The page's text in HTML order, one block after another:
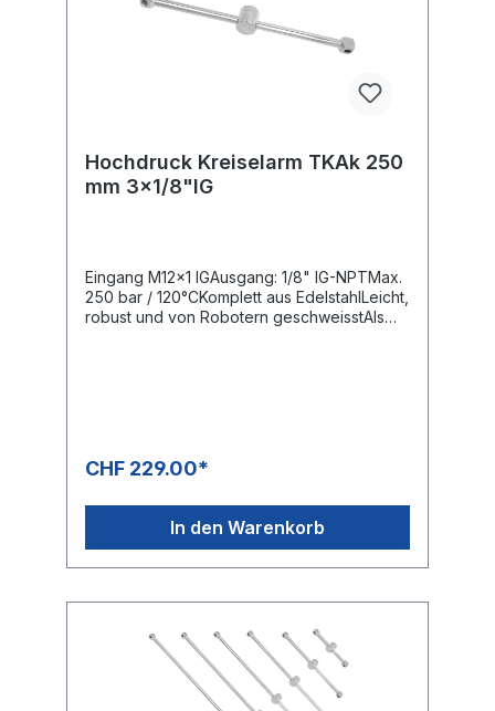
Hochdruck Kreiselarm TKAk 250
mm 3x1/8"IG
Eingang M12x1 IGAusgang: 1/8" IG-NPTMax.
250 bar / 120°CKomplett aus EdelstahlLeicht,
robust und von Robotern geschweisstAls
CHF 229.00*
In den Warenkorb